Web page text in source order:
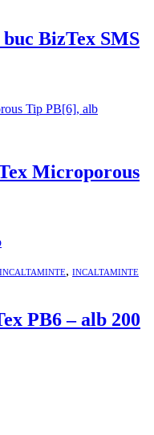
BizTex SMS
Microporous
INCALTAMINTE, INCALTAMINTE
PB6 – alb 200